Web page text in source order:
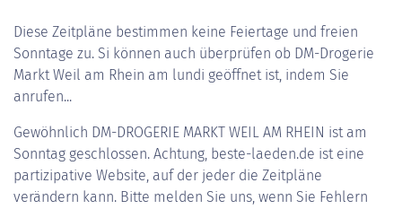
Diese Zeitpläne bestimmen keine Feiertage und freien
Sonntage zu. Si können auch überprüfen ob DM-Drogerie
Markt Weil am Rhein am lundi geöffnet ist, indem Sie
anrufen...
Gewöhnlich DM-DROGERIE MARKT WEIL AM RHEIN ist am
Sonntag geschlossen. Achtung, beste-laeden.de ist eine
partizipative Website, auf der jeder die Zeitpläne
verändern kann. Bitte melden Sie uns, wenn Sie Fehlern